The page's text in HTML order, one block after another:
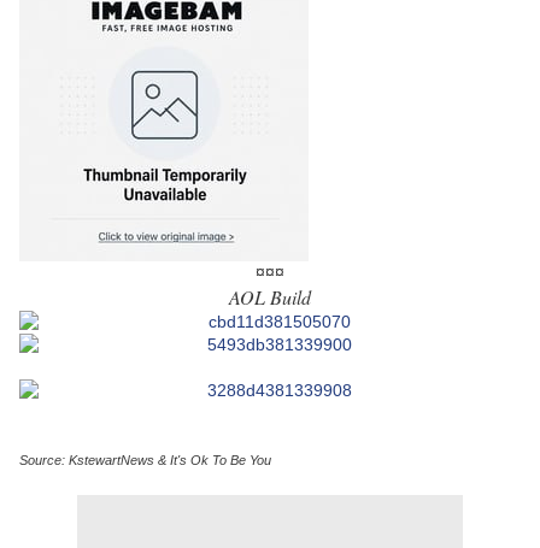
¤¤¤
AOL Build
Source: KstewartNews & It's Ok To Be You